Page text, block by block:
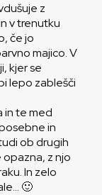
z
v trenutku
če jo
majico. V
kjer se
lepo zablešči
in te med
in
ob drugih
opazna, z njo
In zelo
🙂